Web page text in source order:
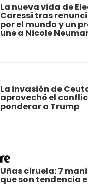
La nueva vida de
Caressi tras
por el mundo y un
une a Nicole
La invasión de
aprovechó el
ponderar a Trump
Uñas ciruela: 7
que son tendencia